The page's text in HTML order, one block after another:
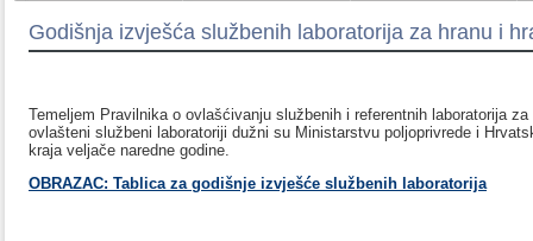
Godišnja izvješća službenih laboratorija za hranu i
Temeljem Pravilnika o ovlašćivanju službenih i referentnih laboratorija
ovlašteni službeni laboratoriji dužni su Ministarstvu poljoprivrede i
kraja veljače naredne godine.
OBRAZAC: Tablica za godišnje izvješće službenih laboratorija